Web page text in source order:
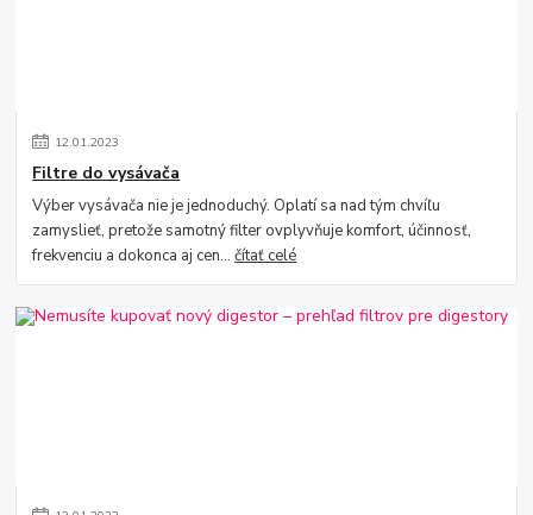
12.01.2023
Filtre do vysávača
Výber vysávača nie je jednoduchý. Oplatí sa nad tým chvíľu
zamyslieť, pretože samotný filter ovplyvňuje komfort, účinnosť,
frekvenciu a dokonca aj cen...čítať celé